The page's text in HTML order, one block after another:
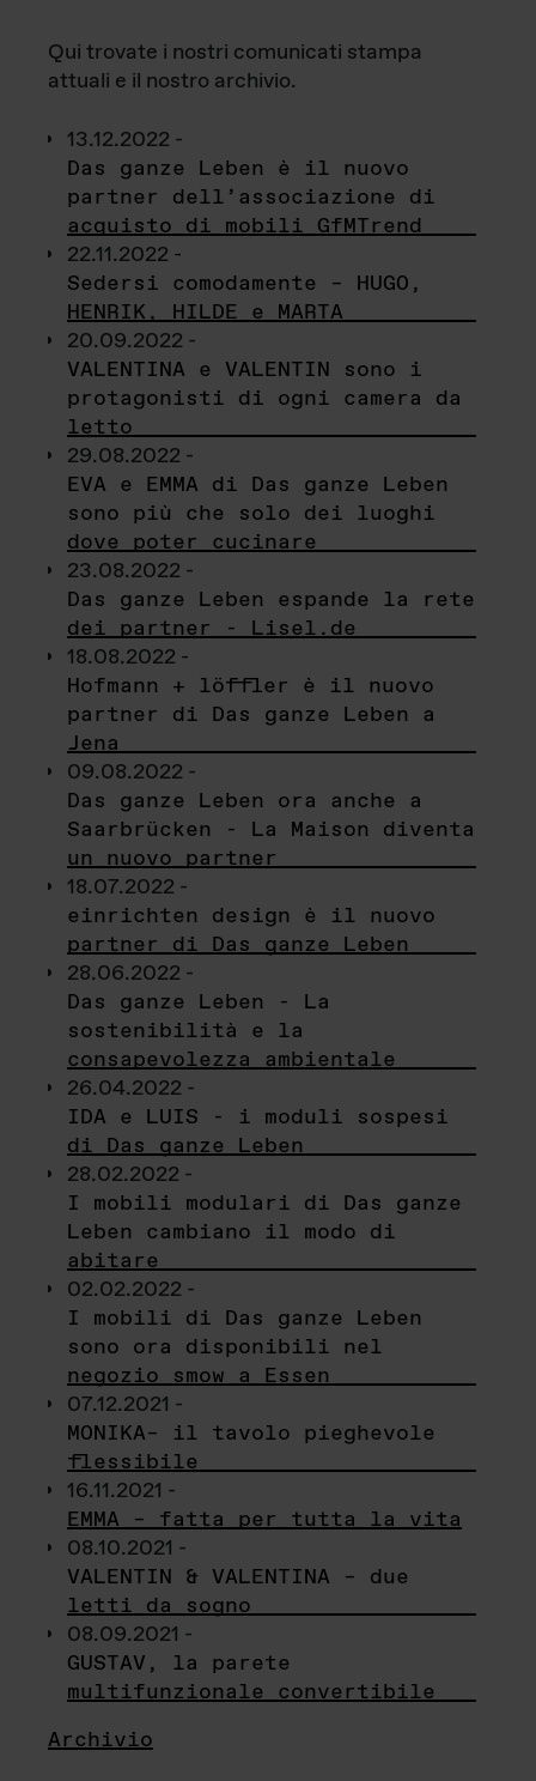
Qui trovate i nostri comunicati stampa
attuali e il nostro archivio.
13.12.2022 -
Das ganze Leben è il nuovo
partner dell’associazione di
acquisto di mobili GfMTrend
22.11.2022 -
Sedersi comodamente – HUGO,
HENRIK, HILDE e MARTA
20.09.2022 -
VALENTINA e VALENTIN sono i
protagonisti di ogni camera da
letto
29.08.2022 -
EVA e EMMA di Das ganze Leben
sono più che solo dei luoghi
dove poter cucinare
23.08.2022 -
Das ganze Leben espande la rete
dei partner - Lisel.de
18.08.2022 -
Hofmann + löffler è il nuovo
partner di Das ganze Leben a
Jena
09.08.2022 -
Das ganze Leben ora anche a
Saarbrücken - La Maison diventa
un nuovo partner
18.07.2022 -
einrichten design è il nuovo
partner di Das ganze Leben
28.06.2022 -
Das ganze Leben - La
sostenibilità e la
consapevolezza ambientale
26.04.2022 -
IDA e LUIS - i moduli sospesi
di Das ganze Leben
28.02.2022 -
I mobili modulari di Das ganze
Leben cambiano il modo di
abitare
02.02.2022 -
I mobili di Das ganze Leben
sono ora disponibili nel
negozio smow a Essen
07.12.2021 -
MONIKA– il tavolo pieghevole
flessibile
16.11.2021 -
EMMA – fatta per tutta la vita
08.10.2021 -
VALENTIN & VALENTINA – due
letti da sogno
08.09.2021 -
GUSTAV, la parete
multifunzionale convertibile
Archivio